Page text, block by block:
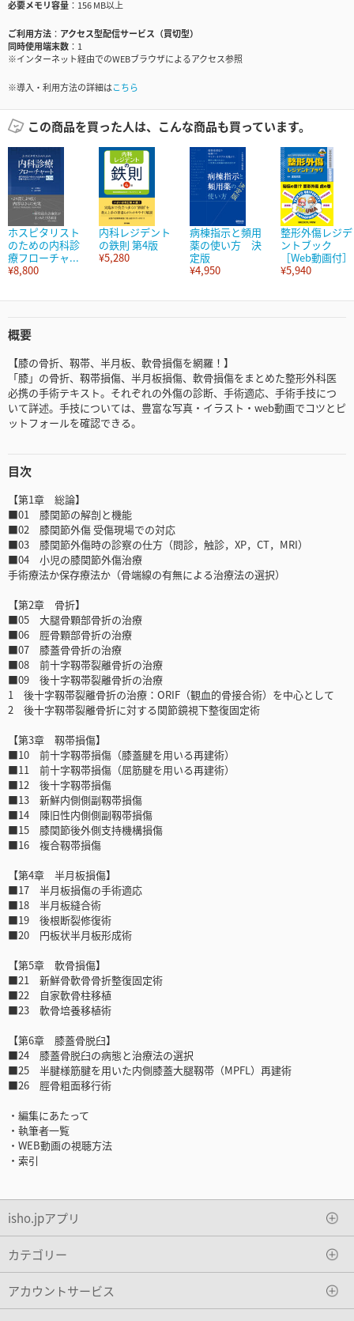
必要メモリ容量
156 MB以上
ご利用方法
アクセス型配信サービス（買切型）
同時使用端末数
1
※インターネット経由でのWEBブラウザによるアクセス参照
※導入・利用方法の詳細はこちら
この商品を買った人は、こんな商品も買っています。
ホスピタリスト
のための内科診
療フローチャ...
¥8,800
内科レジデント
の鉄則 第4版
¥5,280
病棟指示と頻用
薬の使い方 決
定版
¥4,950
整形外傷レジデ
ントブック
［Web動画付］
¥5,940
概要
【膝の骨折、靱帯、半月板、軟骨損傷を網羅！】
「膝」の骨折、靱帯損傷、半月板損傷、軟骨損傷をまとめた整形外科医
必携の手術テキスト。それぞれの外傷の診断、手術適応、手術手技につ
いて詳述。手技については、豊富な写真・イラスト・web動画でコツとピ
ットフォールを確認できる。
目次
【第1章 総論】
■01 膝関節の解剖と機能
■02 膝関節外傷 受傷現場での対応
■03 膝関節外傷時の診察の仕方（問診，触診，XP，CT，MRI）
■04 小児の膝関節外傷治療
手術療法か保存療法か（骨端線の有無による治療法の選択）
【第2章 骨折】
■05 大腿骨顆部骨折の治療
■06 脛骨顆部骨折の治療
■07 膝蓋骨骨折の治療
■08 前十字靱帯裂離骨折の治療
■09 後十字靱帯裂離骨折の治療
1 後十字靱帯裂離骨折の治療：ORIF（観血的骨接合術）を中心として
2 後十字靱帯裂離骨折に対する関節鏡視下整復固定術
【第3章 靱帯損傷】
■10 前十字靱帯損傷（膝蓋腱を用いる再建術）
■11 前十字靱帯損傷（屈筋腱を用いる再建術）
■12 後十字靱帯損傷
■13 新鮮内側側副靱帯損傷
■14 陳旧性内側側副靱帯損傷
■15 膝関節後外側支持機構損傷
■16 複合靱帯損傷
【第4章 半月板損傷】
■17 半月板損傷の手術適応
■18 半月板縫合術
■19 後根断裂修復術
■20 円板状半月板形成術
【第5章 軟骨損傷】
■21 新鮮骨軟骨骨折整復固定術
■22 自家軟骨柱移植
■23 軟骨培養移植術
【第6章 膝蓋骨脱臼】
■24 膝蓋骨脱臼の病態と治療法の選択
■25 半腱様筋腱を用いた内側膝蓋大腿靱帯（MPFL）再建術
■26 脛骨粗面移行術
・編集にあたって
・執筆者一覧
・WEB動画の視聴方法
・索引
isho.jpアプリ
カテゴリー
アカウントサービス